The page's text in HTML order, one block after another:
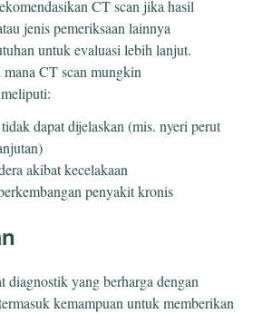
CT scan jika hasil
jenis pemeriksaan lainnya
untuk evaluasi lebih lanjut.
CT scan mungkin
dapat dijelaskan (mis. nyeri perut
akibat kecelakaan
penyakit kronis
diagnostik yang berharga dengan
kemampuan untuk memberikan